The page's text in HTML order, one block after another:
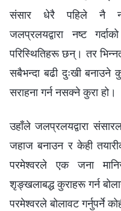
संसार धेरै पहिले नै नष्ट
जलप्रलयद्वारा नष्ट
परिस्थितिहरू छन्। तर
सबैभन्दा बढी दुःखी बनाउने
सराहना गर्न नसक्ने कुरा हो।
उहाँले जलप्रलयद्वारा
जहाज बनाउन र केही
परमेश्‍वरले एक जना
शृङ्खलाबद्ध कुराहरू गर्न
परमेश्‍वरले बोलावट गर्नुपर्ने